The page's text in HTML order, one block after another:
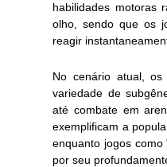
habilidades motoras
olho, sendo que os
reagir
No cenário atual,
variedade de
até combate em
exemplificam a
enquanto jogos
por seu